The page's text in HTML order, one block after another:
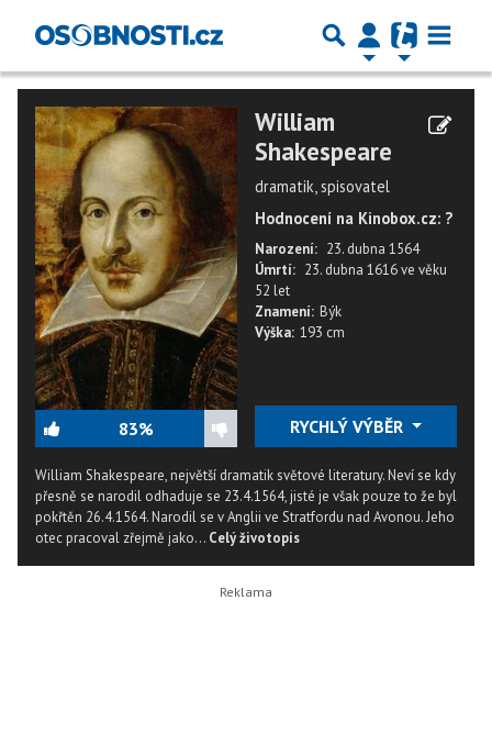
83%
William
Shakespeare
dramatik, spisovatel
Hodnocení na Kinobox.cz: ?
Narození: 23. dubna 1564
Úmrtí: 23. dubna 1616ve věku
52 let
Znamení: Býk
Výška: 193 cm
RYCHLÝ VÝBĚR
William Shakespeare, největší dramatik světové literatury. Neví se kdy
přesně se narodil odhaduje se 23.4.1564, jisté je však pouze to že byl
pokřtěn 26.4.1564. Narodil se v Anglii ve Stratfordu nad Avonou. Jeho
otec pracoval zřejmě jako... Celý životopis